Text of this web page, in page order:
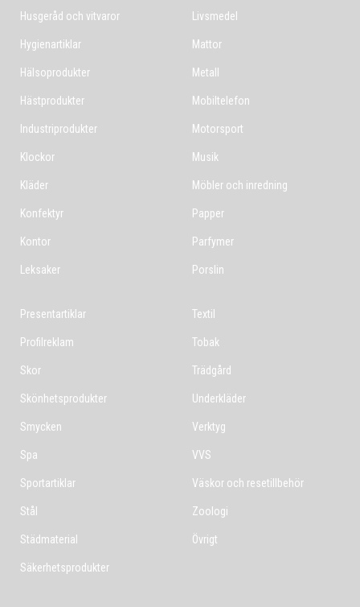
Husgeråd och vitvaror
Hygienartiklar
Hälsoprodukter
Hästprodukter
Industriprodukter
Klockor
Kläder
Konfektyr
Kontor
Leksaker
Livsmedel
Mattor
Metall
Mobiltelefon
Motorsport
Musik
Möbler och inredning
Papper
Parfymer
Porslin
Presentartiklar
Profilreklam
Skor
Skönhetsprodukter
Smycken
Spa
Sportartiklar
Stål
Städmaterial
Säkerhetsprodukter
Textil
Tobak
Trädgård
Underkläder
Verktyg
VVS
Väskor och resetillbehör
Zoologi
Övrigt